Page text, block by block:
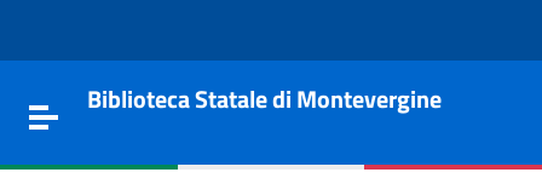
Toggle navigation
Biblioteca Statale di Montevergine